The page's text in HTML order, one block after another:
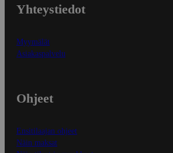
Yhteystiedot
Myymälät
Asiakaspalvelu
Ohjeet
Ensitilaajan ohjeet
Näin maksat